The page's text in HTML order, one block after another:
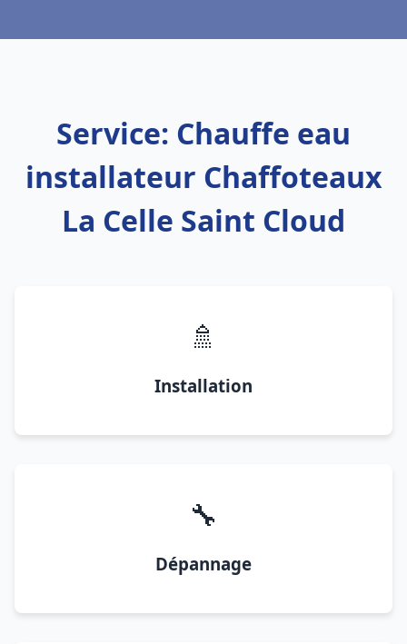
Service: Chauffe eau
installateur Chaffoteaux
La Celle Saint Cloud
🚿
Installation
🔧
Dépannage